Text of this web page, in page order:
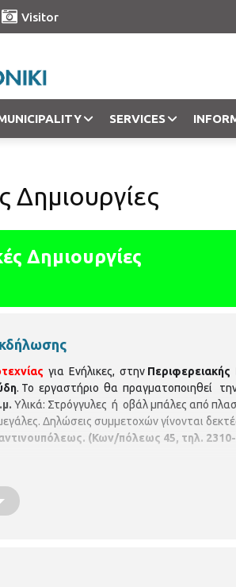
Visitor
SERVICES
Δημιουργίες
Δημιουργίες
για Ενήλικες, στην
. Το εργαστήριο θα πραγματοποιηθεί
Υλικά: Στρόγγυλες ή οβάλ μπάλες από
Δηλώσεις συμμετοχών γίνονται
(Κων/πόλεως 45, τηλ.